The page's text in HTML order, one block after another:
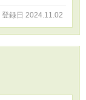
登録日 2024.11.02